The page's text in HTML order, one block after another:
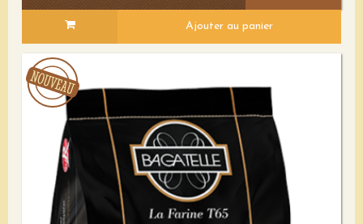
Voir le détail
Ajouter au panier